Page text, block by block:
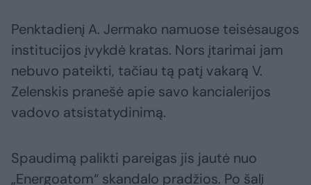
Penktadienį A. Jermako namuose teisėsaugos
institucijos įvykdė kratas. Nors įtarimai jam
nebuvo pateikti, tačiau tą patį vakarą V.
Zelenskis pranešė apie savo kancialerijos
vadovo atsistatydinimą.
Spaudimą palikti pareigas jis jautė nuo
„Energoatom“ skandalo pradžios. Po šalį